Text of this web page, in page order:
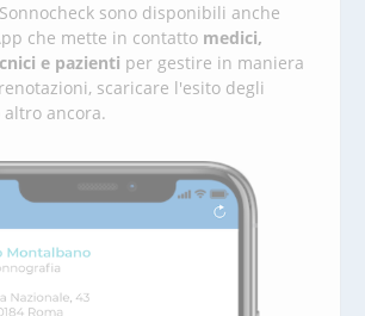
sono disponibili anche
che mette in contatto medici,
e pazienti per gestire in maniera
scaricare l'esito degli
ancora.